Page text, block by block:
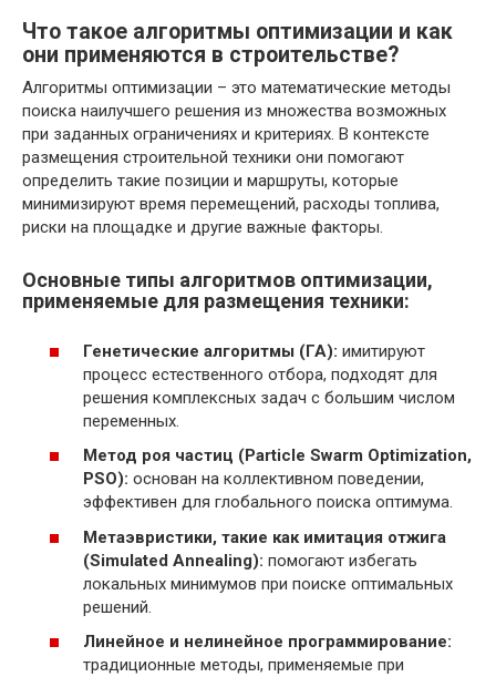
Что такое алгоритмы оптимизации и как
они применяются в строительстве?
Алгоритмы оптимизации – это математические методы
поиска наилучшего решения из множества возможных
при заданных ограничениях и критериях. В контексте
размещения строительной техники они помогают
определить такие позиции и маршруты, которые
минимизируют время перемещений, расходы топлива,
риски на площадке и другие важные факторы.
Основные типы алгоритмов оптимизации,
применяемые для размещения техники:
Генетические алгоритмы (ГА): имитируют
процесс естественного отбора, подходят для
решения комплексных задач с большим числом
переменных.
Метод роя частиц (Particle Swarm Optimization,
PSO): основан на коллективном поведении,
эффективен для глобального поиска оптимума.
Метаэвристики, такие как имитация отжига
(Simulated Annealing): помогают избегать
локальных минимумов при поиске оптимальных
решений.
Линейное и нелинейное программирование:
традиционные методы, применяемые при